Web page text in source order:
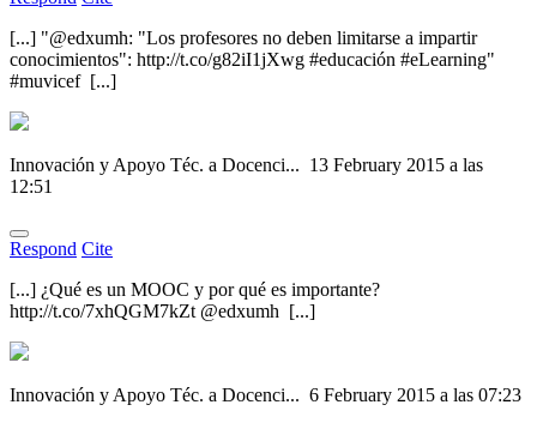
[...] "@edxumh: "Los profesores no deben limitarse a impartir
conocimientos": http://t.co/g82iI1jXwg #educación #eLearning"
#muvicef [...]
Innovación y Apoyo Téc. a Docenci... 13 February 2015 a las
12:51
Respond Cite
[...] ¿Qué es un MOOC y por qué es importante?
http://t.co/7xhQGM7kZt @edxumh [...]
Innovación y Apoyo Téc. a Docenci... 6 February 2015 a las 07:23